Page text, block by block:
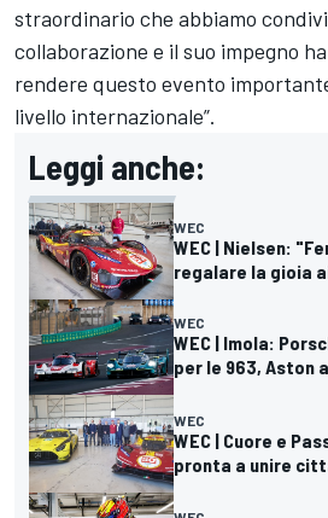
straordinario che abbiamo
collaborazione e il suo impegno
rendere questo evento
livello internazionale”.
Leggi anche:
WEC
WEC | Nielsen:
regalare la gioia
WEC
WEC | Imola:
per le 963, Aston
WEC
WEC | Cuore e
pronta a unire